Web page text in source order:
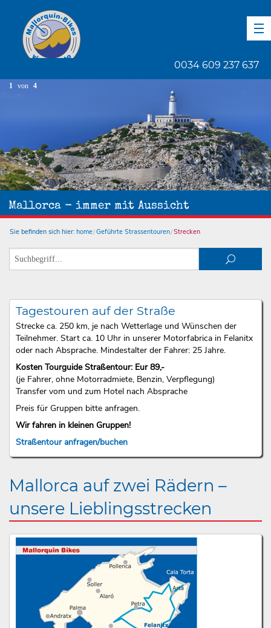
0034 609 237 637
Mallorca - immer mit Aussicht
1 von 4
Sie befinden sich hier: home Geführte Strassentouren Strecken
Tagestouren auf der Straße
Strecke ca. 250 km, je nach Wetterlage und Wünschen der
Teilnehmer. Start ca. 10 Uhr in unserer Motorfabrica in Felanitx
oder nach Absprache. Mindestalter der Fahrer: 25 Jahre.
Kosten Tourguide Straßentour: Eur 89,-
(je Fahrer, ohne Motorradmiete, Benzin, Verpflegung)
Transfer vom und zum Hotel nach Absprache
Preis für Gruppen bitte anfragen.
Wir fahren in kleinen Gruppen!
Straßentour anfragen/buchen
Mallorca auf zwei Rädern –
unsere Lieblingsstrecken